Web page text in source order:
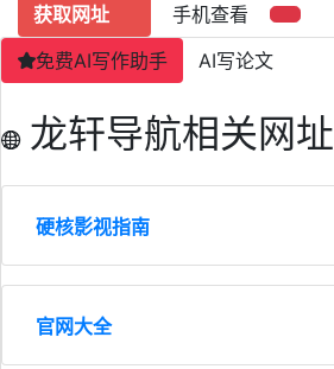
获取网址
手机查看
免费AI写作助手
AI写论文
龙轩导航相关网址
硬核影视指南
官网大全